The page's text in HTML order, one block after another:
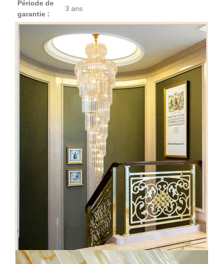
Période de
garantie :
3 ans